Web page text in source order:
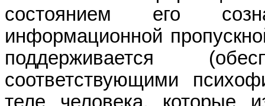
состоянием его
информационной
поддерживается
соответствующими
теле человека, которые